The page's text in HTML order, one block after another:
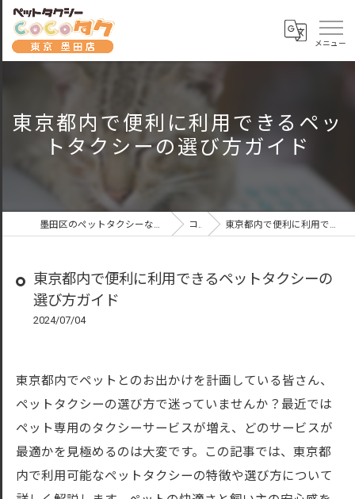
東京都内で便利に利用できるペッ
トタクシーの選び方ガイド
墨田区のペットタクシーならペットタクシーCoCoタク東京墨田店 コラム 東京都内で便利に利用できるペットタクシーの選び方ガイド
東京都内で便利に利用できるペットタクシーの
選び方ガイド
2024/07/04
東京都内でペットとのお出かけを計画している皆さん、
ペットタクシーの選び方で迷っていませんか？最近では
ペット専用のタクシーサービスが増え、どのサービスが
最適かを見極めるのは大変です。この記事では、東京都
内で利用可能なペットタクシーの特徴や選び方について